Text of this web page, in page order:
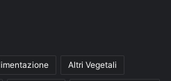
Altri Vegetali